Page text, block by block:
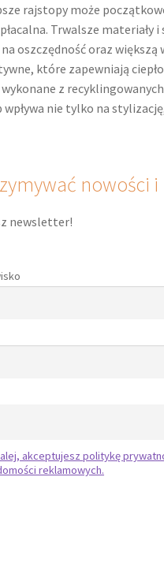
rajstopy może
Trwalsze
na oszczędność oraz
które zapewniają
z
nie tylko na
nowości
newsletter!
akceptujesz politykę
reklamowych.